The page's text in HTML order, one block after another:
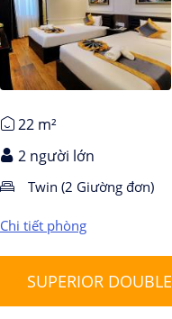
Chi tiết phòng
22 m²
2 người lớn
Twin (2 Giường đơn)
Chi tiết phòng
SUPERIOR DOUBLE